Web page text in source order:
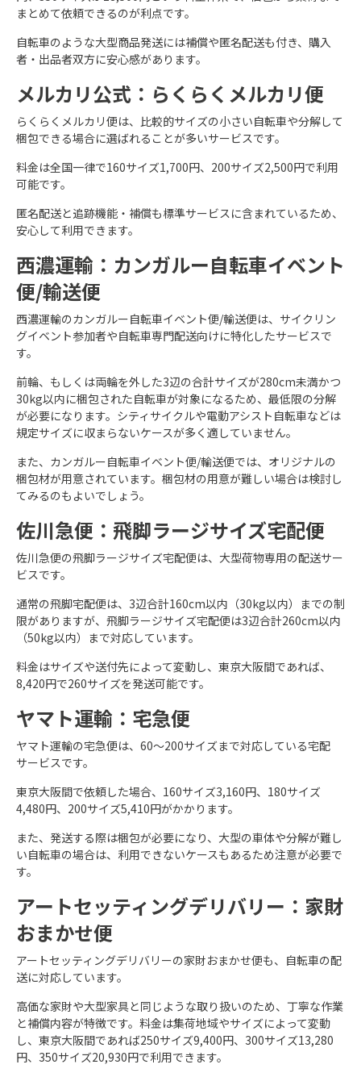
まとめて依頼できるのが利点です。
自転車のような大型商品発送には補償や匿名配送も付き、購入
者・出品者双方に安心感があります。
メルカリ公式：らくらくメルカリ便
らくらくメルカリ便は、比較的サイズの小さい自転車や分解して
梱包できる場合に選ばれることが多いサービスです。
料金は全国一律で160サイズ1,700円、200サイズ2,500円で利用
可能です。
匿名配送と追跡機能・補償も標準サービスに含まれているため、
安心して利用できます。
西濃運輸：カンガルー自転車イベント
便/輸送便
西濃運輸のカンガルー自転車イベント便/輸送便は、サイクリン
グイベント参加者や自転車専門配送向けに特化したサービスで
す。
前輪、もしくは両輪を外した3辺の合計サイズが280cm未満かつ
30kg以内に梱包された自転車が対象になるため、最低限の分解
が必要になります。シティサイクルや電動アシスト自転車などは
規定サイズに収まらないケースが多く適していません。
また、カンガルー自転車イベント便/輸送便では、オリジナルの
梱包材が用意されています。梱包材の用意が難しい場合は検討し
てみるのもよいでしょう。
佐川急便：飛脚ラージサイズ宅配便
佐川急便の飛脚ラージサイズ宅配便は、大型荷物専用の配送サー
ビスです。
通常の飛脚宅配便は、3辺合計160cm以内（30kg以内）までの制
限がありますが、飛脚ラージサイズ宅配便は3辺合計260cm以内
（50kg以内）まで対応しています。
料金はサイズや送付先によって変動し、東京大阪間であれば、
8,420円で260サイズを発送可能です。
ヤマト運輸：宅急便
ヤマト運輸の宅急便は、60～200サイズまで対応している宅配
サービスです。
東京大阪間で依頼した場合、160サイズ3,160円、180サイズ
4,480円、200サイズ5,410円がかかります。
また、発送する際は梱包が必要になり、大型の車体や分解が難し
い自転車の場合は、利用できないケースもあるため注意が必要で
す。
アートセッティングデリバリー：家財
おまかせ便
アートセッティングデリバリーの家財おまかせ便も、自転車の配
送に対応しています。
高価な家財や大型家具と同じような取り扱いのため、丁寧な作業
と補償内容が特徴です。料金は集荷地域やサイズによって変動
し、東京大阪間であれば250サイズ9,400円、300サイズ13,280
円、350サイズ20,930円で利用できます。